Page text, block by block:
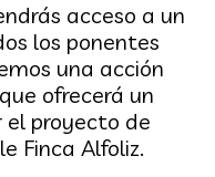
acceso a un
los ponentes
una acción
ofrecerá un
el proyecto de
Finca Alfoliz.